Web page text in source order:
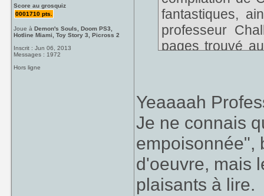
Score au grosquiz
0001710 pts.
Joue àDemon's Souls, Doom PS3,
Hotline Miami, Toy Story 3, Picross 2
Inscrit : Jun 06, 2013
Messages : 1972
Hors ligne
fantastiques,
professeur
pages trouvé
Yeaaaah
Je ne connais
empoisonnée",
d'oeuvre, mais
plaisants à lire.